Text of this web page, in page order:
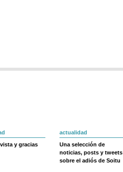
y gracias
actualidad
Una selección de
noticias, posts y tweets
sobre el adiós de Soitu